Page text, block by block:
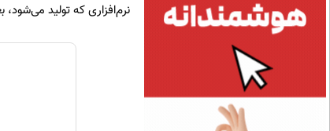
نرم‌افزاری که تولید